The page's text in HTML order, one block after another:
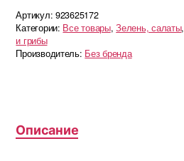
Артикул: 923625172
Категории: Все товары,Зелень, салаты,
и грибы
Производитель: Без бренда
Описание